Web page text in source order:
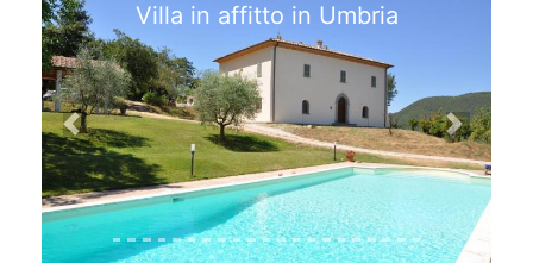
Villa in affitto in Umbria
Previous Next